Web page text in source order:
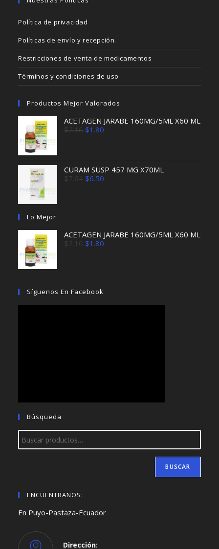
Política de privacidad
Políticas de envío y recepción.
Restricciones de venta de medicamentos
Términos y condiciones de uso
Productos Mejor Valorados
ACETAGEN JARABE 160MG/5ML X60 ML
$2.16El
$2.16.
$1.80
$1.80.
CURAM SUSP 457 MG X70ML
$7.64El
$6.50
Lo Mejor
ACETAGEN JARABE 160MG/5ML X60 ML
$2.16El
$1.80
Síguenos En Facebook
Búsqueda
BUSCAR
ENCUENTRANOS:
En Puyo-Pastaza-Ecuador
Dirección: